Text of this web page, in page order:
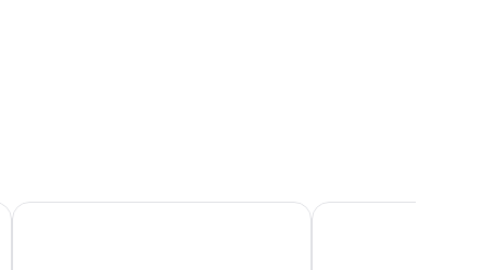
de Turismo em Espaço Rural - Casa de Campo
Casa Island Country em um local tranquilo e ensolarado,
Villa na Natureza